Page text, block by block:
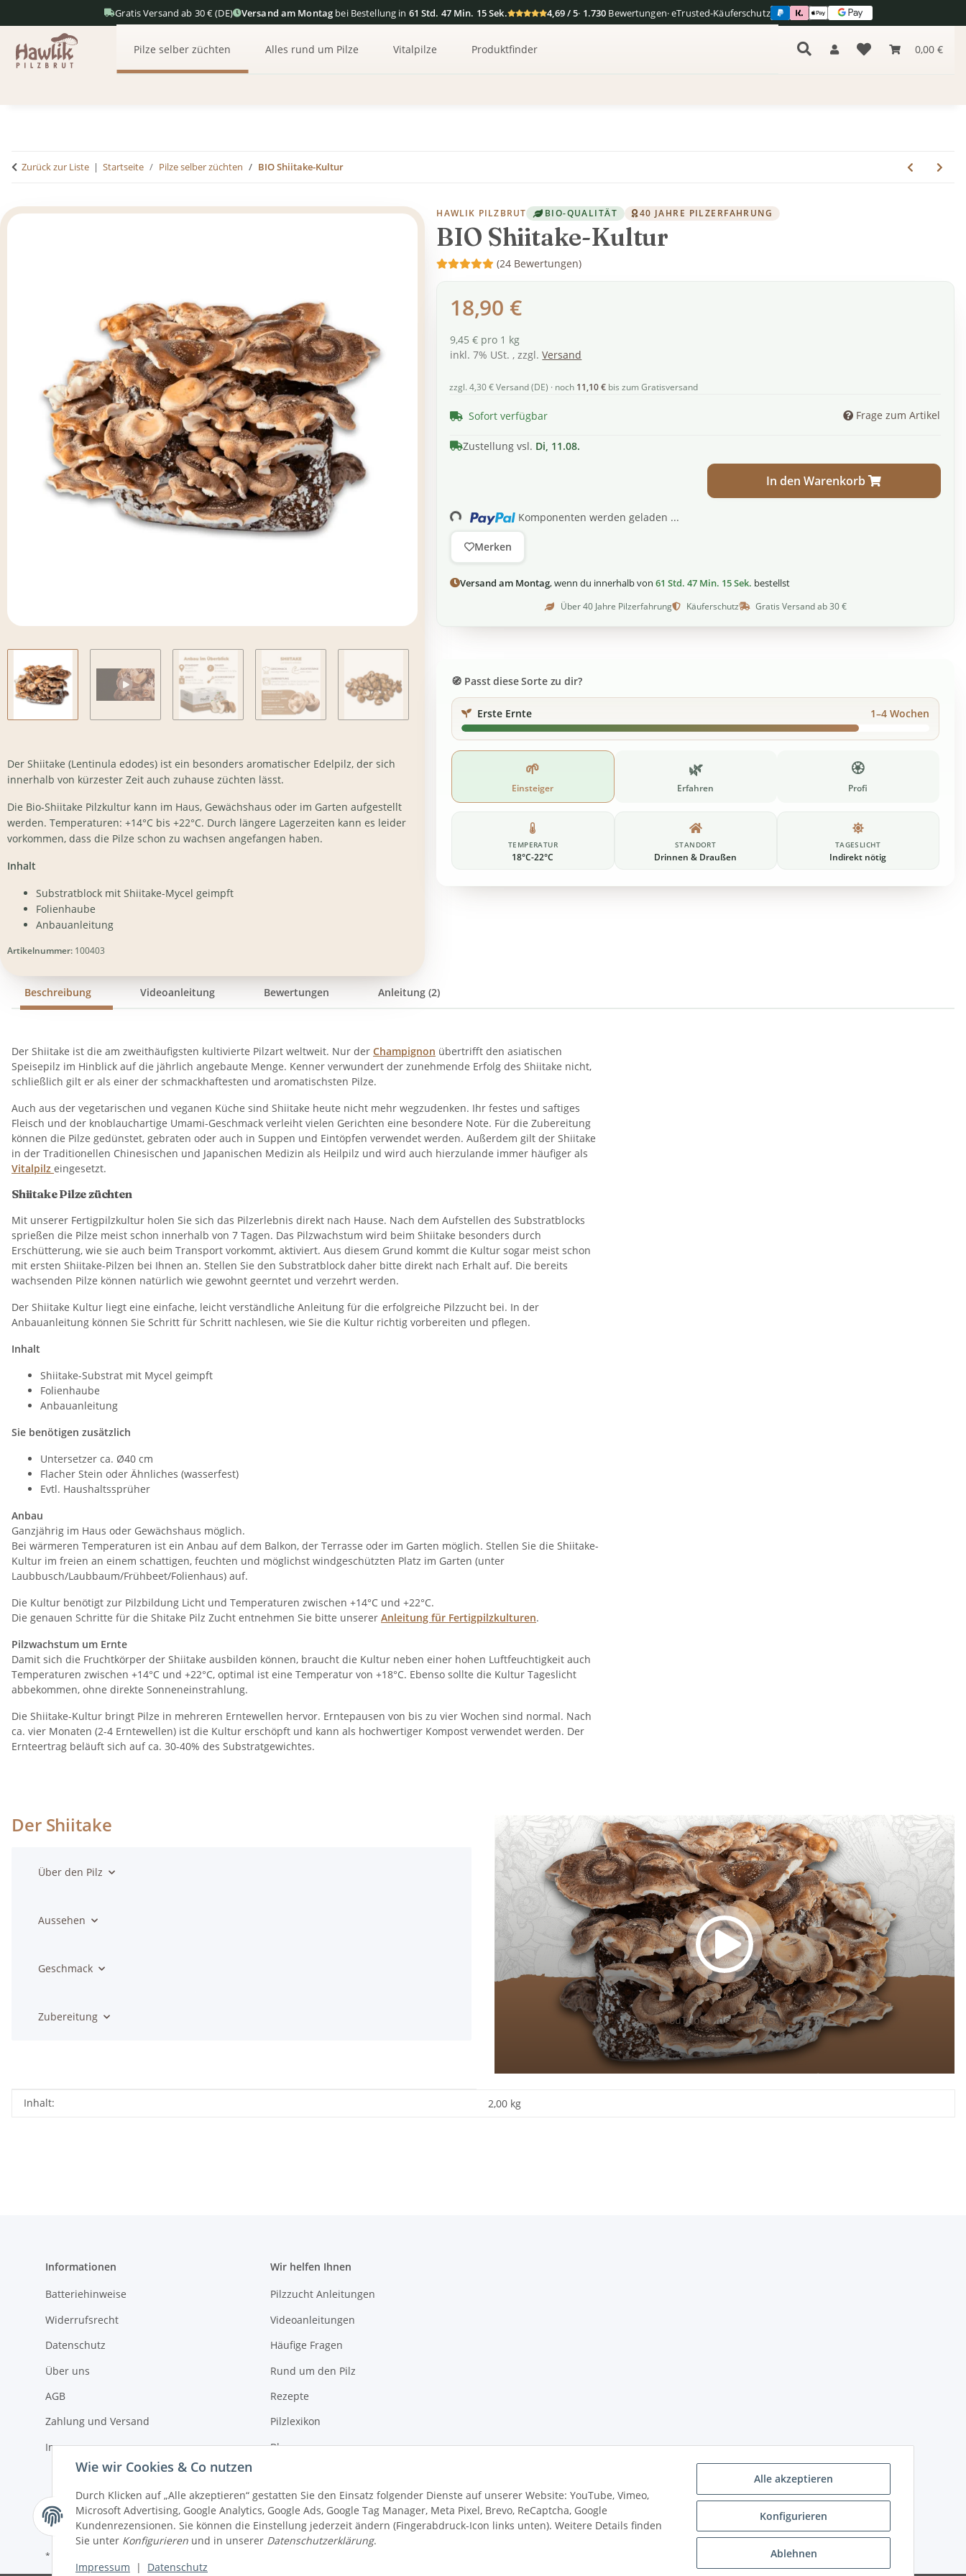
Alle akzeptieren
Konfigurieren
Ablehnen
Wie wir Cookies & Co nutzen
Durch Klicken auf „Alle akzeptieren“ gestatten Sie den Einsatz folgender Dienste auf unserer Website: YouTube, Vimeo,
Microsoft Advertising, Google Analytics, Google Ads, Google Tag Manager, Meta Pixel, Brevo, ReCaptcha, Google
Kundenrezensionen. Sie können die Einstellung jederzeit ändern (Fingerabdruck-Icon links unten). Weitere Details finden
Sie unter Konfigurieren und in unserer Datenschutzerklärung.
Impressum
| Datenschutz
Gratis Versand ab 30 € (DE) Versand am Montag bei Bestellung in 61 Std. 47 Min. 14 Sek. 4,69 / 5· 1.730 Bewertungen· eTrusted-Käuferschutz
0,00 €
Pilze selber züchten Alles rund um Pilze Vitalpilze Produktfinder
Zurück zur Liste Startseite Pilze selber züchten BIO Shiitake-Kultur
Der Shiitake (Lentinula edodes) ist ein besonders aromatischer Edelpilz, der sich
innerhalb von kürzester Zeit auch zuhause züchten lässt.
Die Bio-Shiitake Pilzkultur kann im Haus, Gewächshaus oder im Garten aufgestellt
werden. Temperaturen: +14°C bis +22°C. Durch längere Lagerzeiten kann es leider
vorkommen, dass die Pilze schon zu wachsen angefangen haben.
Inhalt
Substratblock mit Shiitake-Mycel geimpft
Folienhaube
Anbauanleitung
Artikelnummer: 100403
HAWLIK PILZBRUT BIO-QUALITÄT 40 JAHRE PILZERFAHRUNG
BIO Shiitake-Kultur
(24 Bewertungen)
Passt diese Sorte zu dir?
Erste Ernte 1–4 Wochen
🌱
Einsteiger
🌿
Erfahren
🏵️
Profi
TEMPERATUR
18°C-22°C
STANDORT
Drinnen & Draußen
TAGESLICHT
Indirekt nötig
18,90 €
9,45 € pro 1 kg
inkl. 7% USt. , zzgl.Versand
zzgl. 4,30 € Versand (DE) · noch 11,10 € bis zum Gratisversand
Sofort verfügbar Frage zum Artikel
Zustellung vsl. Di, 11.08.
In den Warenkorb
Loading... Komponenten werden geladen ...
Merken
Versand am Montag, wenn du innerhalb von61 Std. 47 Min. 14 Sek. bestellst
Über 40 Jahre Pilzerfahrung Käuferschutz Gratis Versand ab 30 €
Beschreibung Videoanleitung Bewertungen Anleitung (2)
Der Shiitake ist die am zweithäufigsten kultivierte Pilzart weltweit. Nur der Champignon übertrifft den asiatischen
Speisepilz im Hinblick auf die jährlich angebaute Menge. Kenner verwundert der zunehmende Erfolg des Shiitake nicht,
schließlich gilt er als einer der schmackhaftesten und aromatischsten Pilze.
Auch aus der vegetarischen und veganen Küche sind Shiitake heute nicht mehr wegzudenken. Ihr festes und saftiges
Fleisch und der knoblauchartige Umami-Geschmack verleiht vielen Gerichten eine besondere Note. Für die Zubereitung
können die Pilze gedünstet, gebraten oder auch in Suppen und Eintöpfen verwendet werden. Außerdem gilt der Shiitake
in der Traditionellen Chinesischen und Japanischen Medizin als Heilpilz und wird auch hierzulande immer häufiger als
Vitalpilz eingesetzt.
Shiitake Pilze züchten
Mit unserer Fertigpilzkultur holen Sie sich das Pilzerlebnis direkt nach Hause. Nach dem Aufstellen des Substratblocks
sprießen die Pilze meist schon innerhalb von 7 Tagen. Das Pilzwachstum wird beim Shiitake besonders durch
Erschütterung, wie sie auch beim Transport vorkommt, aktiviert. Aus diesem Grund kommt die Kultur sogar meist schon
mit ersten Shiitake-Pilzen bei Ihnen an. Stellen Sie den Substratblock daher bitte direkt nach Erhalt auf. Die bereits
wachsenden Pilze können natürlich wie gewohnt geerntet und verzehrt werden.
Der Shiitake Kultur liegt eine einfache, leicht verständliche Anleitung für die erfolgreiche Pilzzucht bei. In der
Anbauanleitung können Sie Schritt für Schritt nachlesen, wie Sie die Kultur richtig vorbereiten und pflegen.
Inhalt
Shiitake-Substrat mit Mycel geimpft
Folienhaube
Anbauanleitung
Sie benötigen zusätzlich
Untersetzer ca. Ø40 cm
Flacher Stein oder Ähnliches (wasserfest)
Evtl. Haushaltssprüher
Anbau
Ganzjährig im Haus oder Gewächshaus möglich.
Bei wärmeren Temperaturen ist ein Anbau auf dem Balkon, der Terrasse oder im Garten möglich. Stellen Sie die Shiitake-
Kultur im freien an einem schattigen, feuchten und möglichst windgeschützten Platz im Garten (unter
Laubbusch/Laubbaum/Frühbeet/Folienhaus) auf.
Die Kultur benötigt zur Pilzbildung Licht und Temperaturen zwischen +14°C und +22°C.
Die genauen Schritte für die Shitake Pilz Zucht entnehmen Sie bitte unserer Anleitung für Fertigpilzkulturen.
Pilzwachstum um Ernte
Damit sich die Fruchtkörper der Shiitake ausbilden können, braucht die Kultur neben einer hohen Luftfeuchtigkeit auch
Temperaturen zwischen +14°C und +22°C, optimal ist eine Temperatur von +18°C. Ebenso sollte die Kultur Tageslicht
abbekommen, ohne direkte Sonneneinstrahlung.
Die Shiitake-Kultur bringt Pilze in mehreren Erntewellen hervor. Erntepausen von bis zu vier Wochen sind normal. Nach
ca. vier Monaten (2-4 Erntewellen) ist die Kultur erschöpft und kann als hochwertiger Kompost verwendet werden. Der
Ernteertrag beläuft sich auf ca. 30-40% des Substratgewichtes.
Der Shiitake
Über den Pilz
Aussehen
Geschmack
Zubereitung YouTube-Videos zulassen
Produkteigenschaft
Wert
Inhalt: 2,00 kg
Informationen
Batteriehinweise
Widerrufsrecht
Datenschutz
Über uns
AGB
Zahlung und Versand
Impressum
Wir helfen Ihnen
Pilzzucht Anleitungen
Videoanleitungen
Häufige Fragen
Rund um den Pilz
Rezepte
Pilzlexikon
Blog
Vertrag widerrufen
* Alle Preise inkl. gesetzlicher USt., zzgl.